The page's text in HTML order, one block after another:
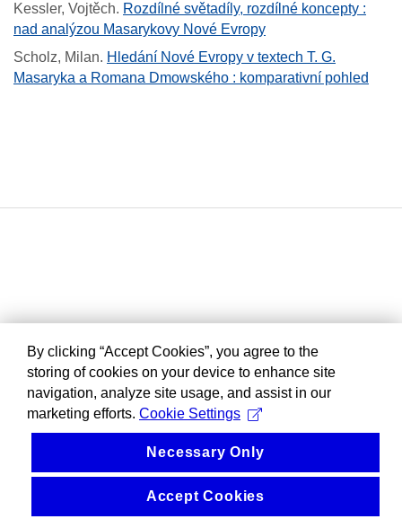
Kessler, Vojtěch. Rozdílné světadíly, rozdílné koncepty :
nad analýzou Masarykovy Nové Evropy
Scholz, Milan. Hledání Nové Evropy v textech T. G.
Masaryka a Romana Dmowského : komparativní pohled
By clicking “Accept Cookies”, you agree to the
storing of cookies on your device to enhance site
navigation, analyze site usage, and assist in our
marketing efforts. Cookie Settings
Necessary Only
Accept Cookies